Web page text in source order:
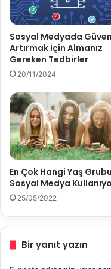
a
G
ö
r
ü
n
ü
K
ı
l
a
b
l
r
i
m
?
i
k
e
r
n
A
n
a
l
i
z
E
t
e
i
Sosyal Medyada
Artırmak İçin Almanız
Gereken Tedbirler
20/11/2024
En Çok Hangi Yaş Grubu
Sosyal Medya
25/05/2022
Bir yanıt yazın